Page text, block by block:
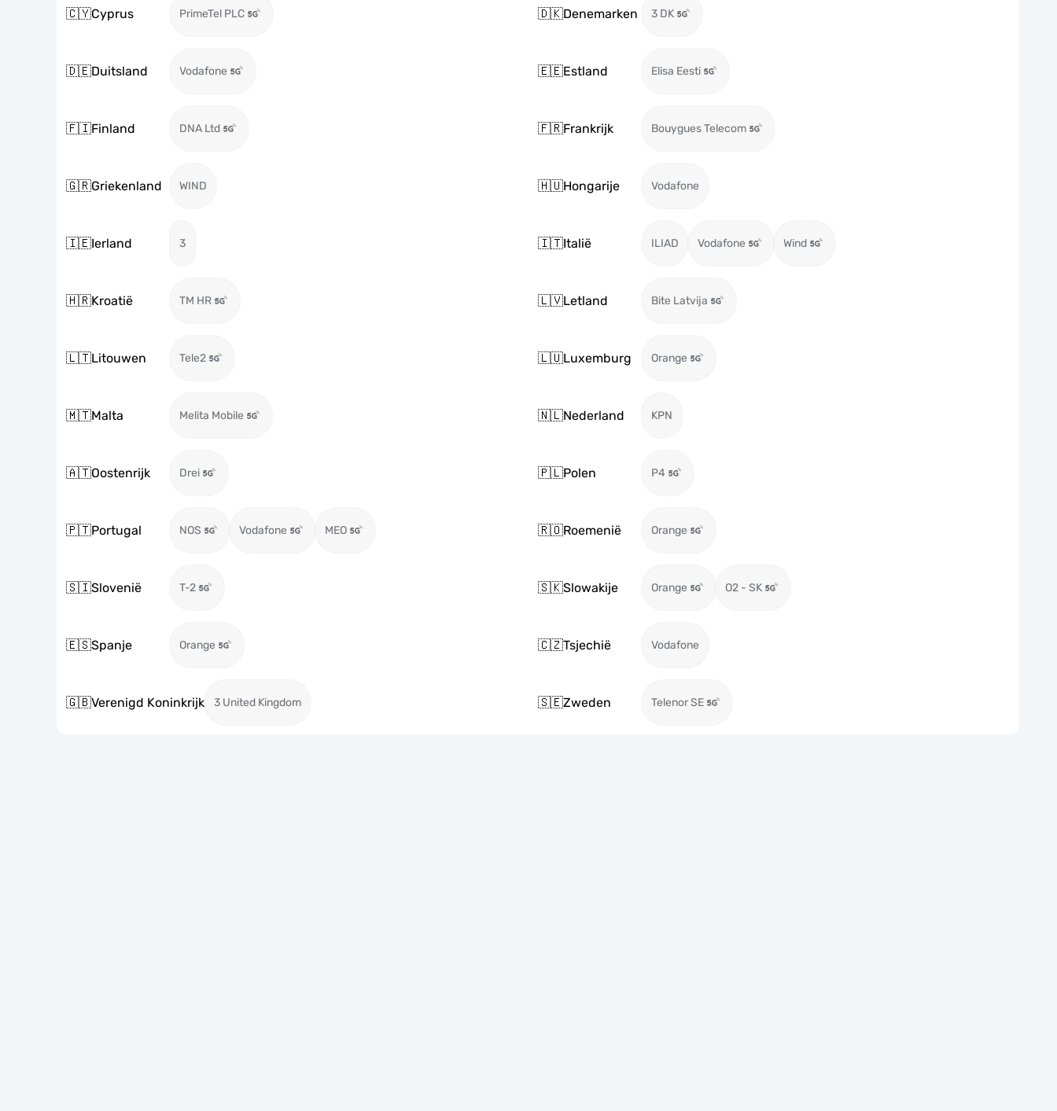
🇨🇾Cyprus PrimeTel PLC 🇩🇰Denemarken 3 DK
🇩🇪Duitsland Vodafone 🇪🇪Estland Elisa Eesti
🇫🇮Finland DNA Ltd 🇫🇷Frankrijk Bouygues Telecom
🇬🇷Griekenland WIND 🇭🇺Hongarije Vodafone
🇮🇪Ierland 3 🇮🇹Italië ILIAD Vodafone Wind
🇭🇷Kroatië TM HR 🇱🇻Letland Bite Latvija
🇱🇹Litouwen Tele2 🇱🇺Luxemburg Orange
🇲🇹Malta Melita Mobile 🇳🇱Nederland KPN
🇦🇹Oostenrijk Drei 🇵🇱Polen P4
🇵🇹Portugal NOS Vodafone MEO 🇷🇴Roemenië Orange
🇸🇮Slovenië T-2 🇸🇰Slowakije Orange O2 - SK
🇪🇸Spanje Orange 🇨🇿Tsjechië Vodafone
🇬🇧Verenigd Koninkrijk 3 United Kingdom 🇸🇪Zweden Telenor SE